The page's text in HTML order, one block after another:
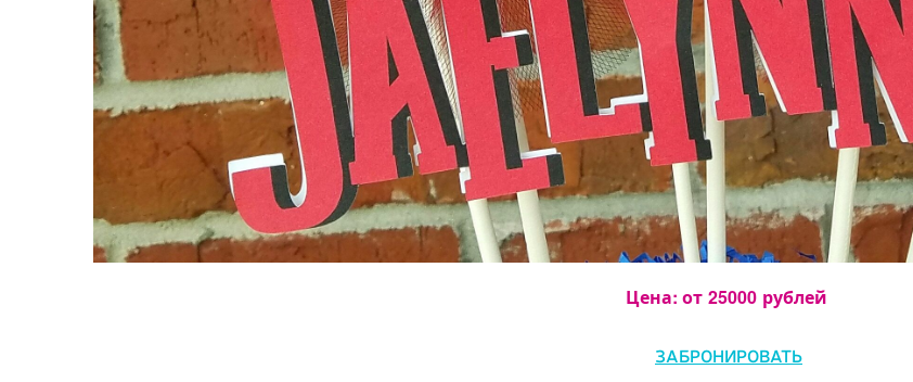
Цена: от 25000 рублей
ЗАБРОНИРОВАТЬ